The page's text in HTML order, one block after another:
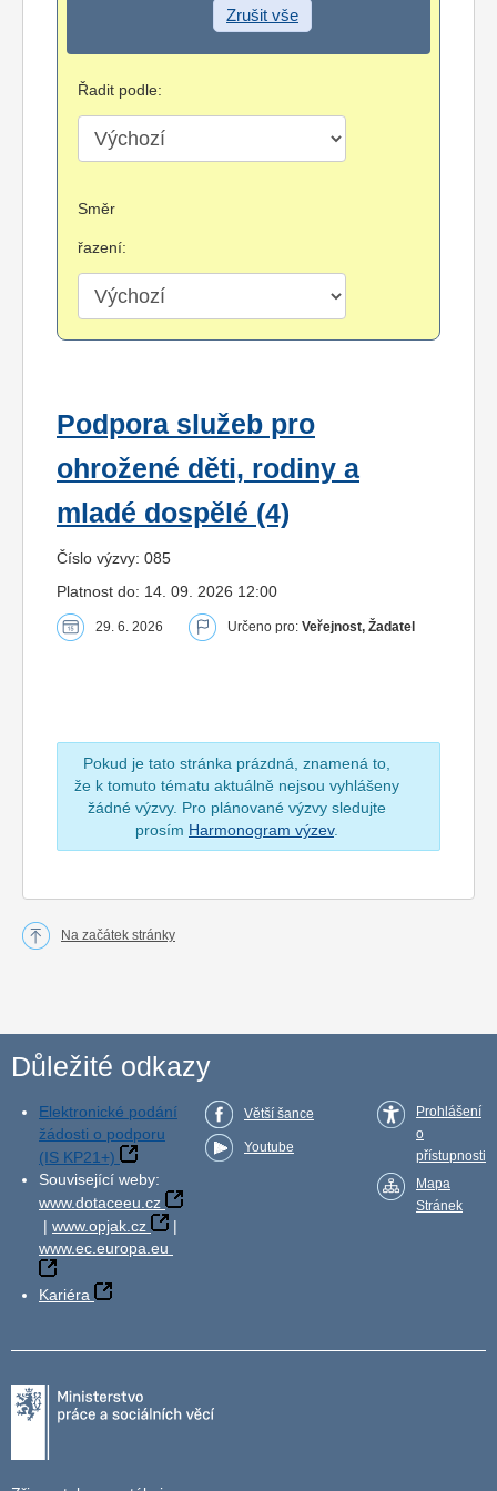
Zrušit vše
Řadit podle:
Směr
řazení:
Podpora služeb pro
ohrožené děti, rodiny a
mladé dospělé (4)
Číslo výzvy: 085
Platnost do: 14. 09. 2026 12:00
29. 6. 2026 Určeno pro: Veřejnost, Žadatel
Pokud je tato stránka prázdná, znamená to,
že k tomuto tématu aktuálně nejsou vyhlášeny
žádné výzvy. Pro plánované výzvy sledujte
prosím Harmonogram výzev.
Na začátek stránky
Důležité odkazy
Elektronické podání
žádosti o podporu
(IS KP21+)
Související weby:
www.dotaceeu.cz
| www.opjak.cz
|
www.ec.europa.eu
Kariéra
Větší šance
Youtube
Prohlášení
o
přístupnosti
Mapa
Stránek